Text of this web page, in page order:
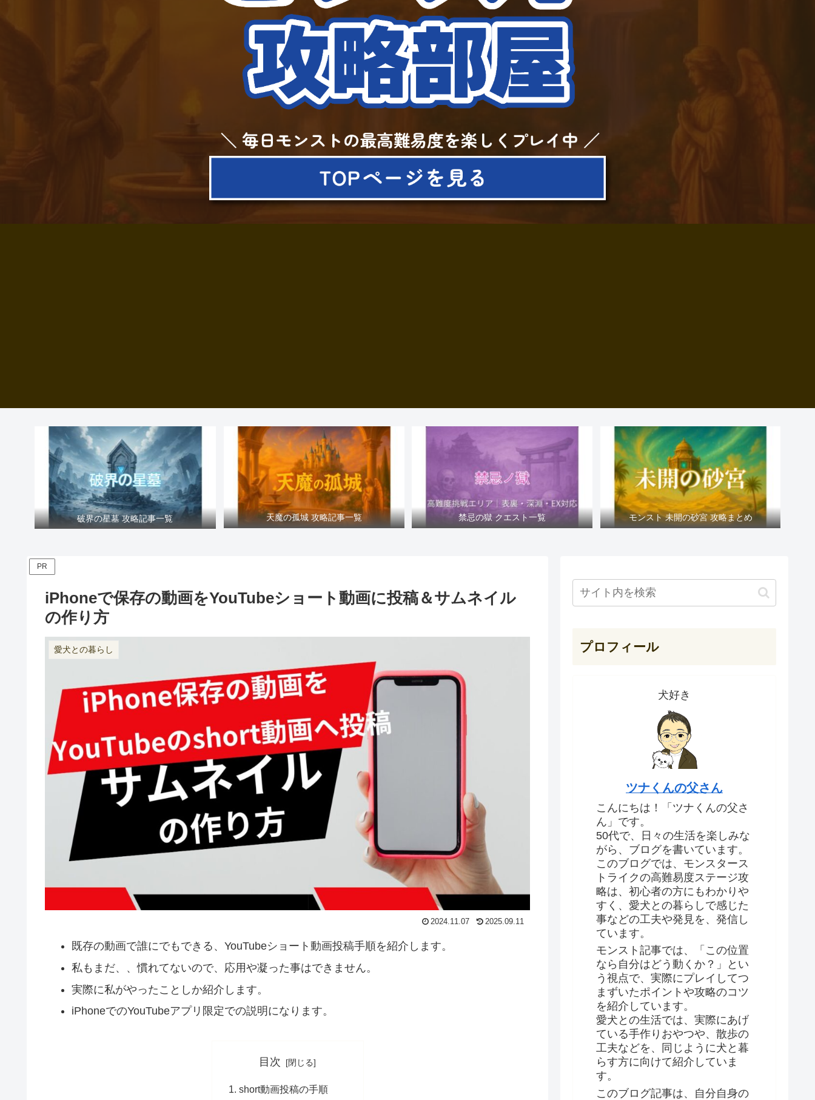
破界の星墓 攻略記事一覧 天魔の孤城 攻略記事一覧 禁忌の獄 クエスト一覧 モンスト 未開の砂宮 攻略まとめ
PR
iPhoneで保存の動画をYouTubeショート動画に投稿＆サムネイル
の作り方
愛犬との暮らし
2024.11.07 2025.09.11
既存の動画で誰にでもできる、YouTubeショート動画投稿手順を紹介します。
私もまだ、、慣れてないので、応用や凝った事はできません。
実際に私がやったことしか紹介します。
iPhoneでのYouTubeアプリ限定での説明になります。
目次
short動画投稿の手順
プロフィール
犬好き
ツナくんの父さん
こんにちは！「ツナくんの父さ
ん」です。
50代で、日々の生活を楽しみな
がら、ブログを書いています。
このブログでは、モンスタース
トライクの高難易度ステージ攻
略は、初心者の方にもわかりや
すく、愛犬との暮らしで感じた
事などの工夫や発見を、発信し
ています。
モンスト記事では、「この位置
なら自分はどう動くか？」とい
う視点で、実際にプレイしてつ
まずいたポイントや攻略のコツ
を紹介しています。
愛犬との生活では、実際にあげ
ている手作りおやつや、散歩の
工夫などを、同じように犬と暮
らす方に向けて紹介していま
す。
このブログ記事は、自分自身の